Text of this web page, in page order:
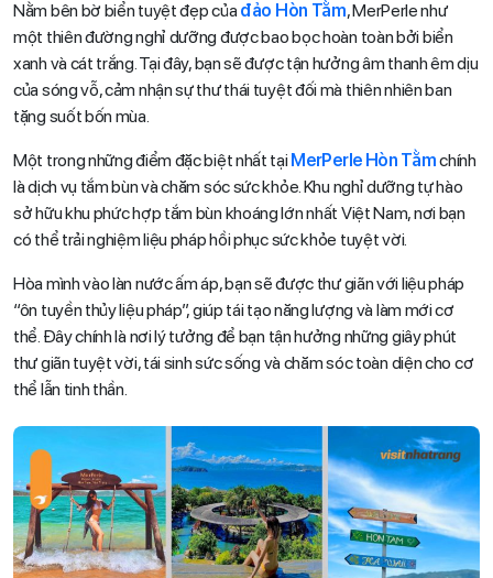
Nằm bên bờ biển tuyệt đẹp của đảo Hòn Tằm, MerPerle như
một thiên đường nghỉ dưỡng được bao bọc hoàn toàn bởi biển
xanh và cát trắng. Tại đây, bạn sẽ được tận hưởng âm thanh êm dịu
của sóng vỗ, cảm nhận sự thư thái tuyệt đối mà thiên nhiên ban
tặng suốt bốn mùa.
Một trong những điểm đặc biệt nhất tạiMerPerle Hòn Tằmchính
là dịch vụ tắm bùn và chăm sóc sức khỏe. Khu nghỉ dưỡng tự hào
sở hữu khu phức hợp tắm bùn khoáng lớn nhất Việt Nam, nơi bạn
có thể trải nghiệm liệu pháp hồi phục sức khỏe tuyệt vời.
Hòa mình vào làn nước ấm áp, bạn sẽ được thư giãn với liệu pháp
“ôn tuyền thủy liệu pháp”, giúp tái tạo năng lượng và làm mới cơ
thể. Đây chính là nơi lý tưởng để bạn tận hưởng những giây phút
thư giãn tuyệt vời, tái sinh sức sống và chăm sóc toàn diện cho cơ
thể lẫn tinh thần.